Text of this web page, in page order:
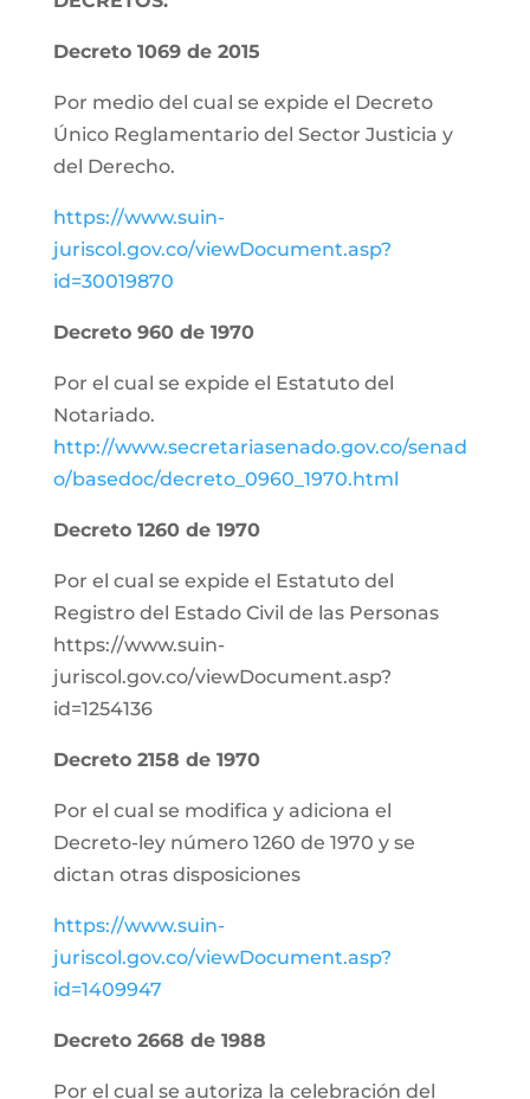
Decreto 1069 de 2015
Por medio del cual se expide el Decreto
Único Reglamentario del Sector Justicia y
del Derecho.
https://www.suin-
juriscol.gov.co/viewDocument.asp?
id=30019870
Decreto 960 de 1970
Por el cual se expide el Estatuto del
Notariado.
http://www.secretariasenado.gov.co/senad
o/basedoc/decreto_0960_1970.html
Decreto 1260 de 1970
Por el cual se expide el Estatuto del
Registro del Estado Civil de las Personas
https://www.suin-
juriscol.gov.co/viewDocument.asp?
id=1254136
Decreto 2158 de 1970
Por el cual se modifica y adiciona el
Decreto-ley número 1260 de 1970 y se
dictan otras disposiciones
https://www.suin-
juriscol.gov.co/viewDocument.asp?
id=1409947
Decreto 2668 de 1988
Por el cual se autoriza la celebración del